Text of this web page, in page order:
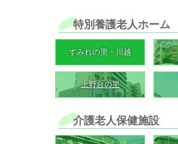
特別養護老人ホーム
すみれの里・川越
上野台の里
介護老人保健施設